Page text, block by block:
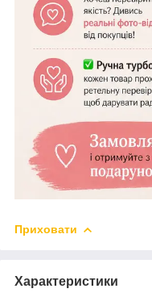
Приховати
Характеристики